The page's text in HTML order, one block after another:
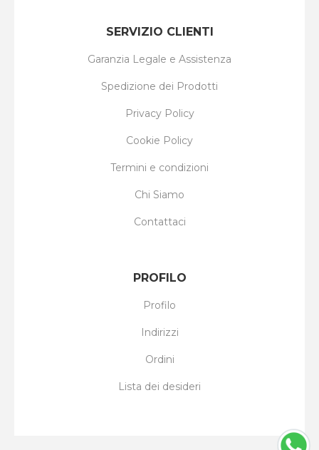
SERVIZIO CLIENTI
Garanzia Legale e Assistenza
Spedizione dei Prodotti
Privacy Policy
Cookie Policy
Termini e condizioni
Chi Siamo
Contattaci
PROFILO
Profilo
Indirizzi
Ordini
Lista dei desideri